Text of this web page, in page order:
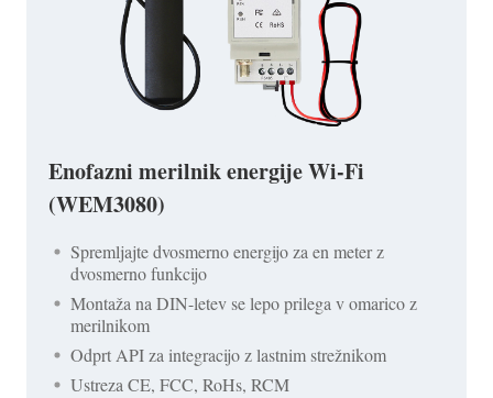
Enofazni merilnik energije Wi-Fi
(WEM3080)
Spremljajte dvosmerno energijo za en meter z
dvosmerno funkcijo
Montaža na DIN-letev se lepo prilega v omarico z
merilnikom
Odprt API za integracijo z lastnim strežnikom
Ustreza CE, FCC, RoHs, RCM